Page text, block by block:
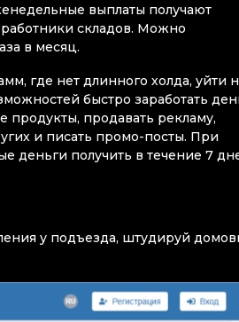
выплаты получают
складов. Можно
в месяц.
где нет длинного холда, уйти
быстро заработать
продукты, продавать рекламу,
и писать промо-посты. При
деньги получить в течение 7
у подъезда, штудируй